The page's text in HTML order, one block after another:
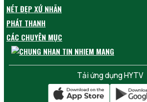
NÉT ĐẸP XỨ NHÃN
PHÁT THANH
CÁC CHUYÊN MỤC
Tải ứng dụng HYTV